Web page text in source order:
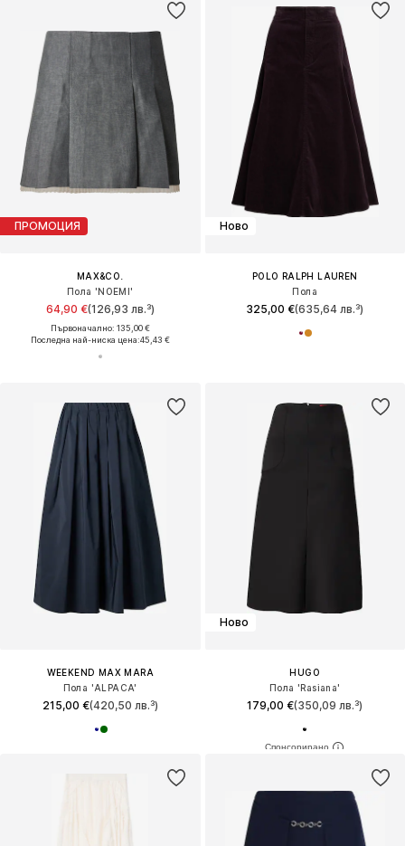
ПРОМОЦИЯ
MAX&CO.
Пола 'NOEMI'
64,90 €(126,93 лв.³)
Първоначално: 135,00 €
Последна най-ниска цена:45,43 €
Ново
POLO RALPH LAUREN
Пола
325,00 €(635,64 лв.³)
WEEKEND MAX MARA
Пола 'ALPACA'
215,00 €(420,50 лв.³)
Ново
HUGO
Пола 'Rasiana'
179,00 €(350,09 лв.³)